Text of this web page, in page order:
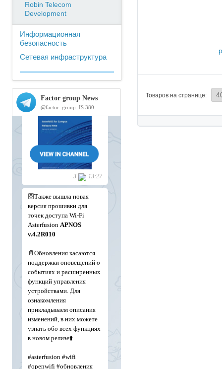
Robin Telecom
Development
Информационная
безопасность
Сетевая инфраструктура
Товаров на странице: